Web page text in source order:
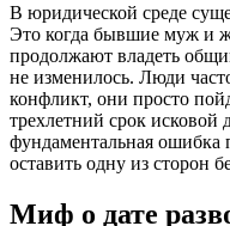
В юридической среде
Это когда бывшие муж и
продолжают владеть
не изменилось. Люди
конфликт, они просто
трехлетний срок исковой
фундаментальная ошибка
оставить одну из сторон
Миф о дате